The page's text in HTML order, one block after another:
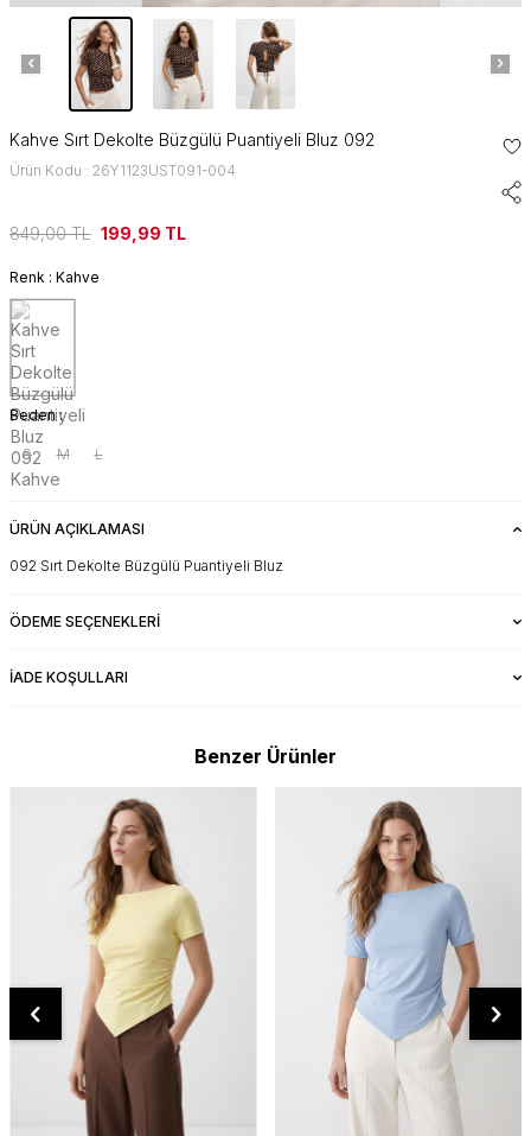
Kahve Sırt Dekolte Büzgülü Puantiyeli Bluz 092
Ürün Kodu : 26Y1123UST091-004
849,00TL 199,99 TL
Renk : Kahve
Beden :
S M L
ÜRÜN AÇIKLAMASI
092 Sırt Dekolte Büzgülü Puantiyeli Bluz
ÖDEME SEÇENEKLERI
İADE KOŞULLARI
Benzer Ürünler